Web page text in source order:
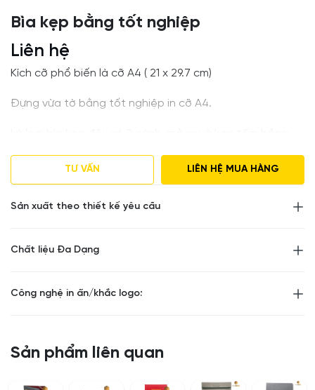
Bìa kẹp bằng tốt nghiệp
Liên hệ
Kích cỡ phổ biến là cỡ A4 ( 21 x 29.7 cm)
Đựng vừa tờ bằng tốt nghiệp in cỡ A4.
vào giữa các góc ruy băng.
Chất liệu làm bìa : Da Pu/ Da Simili/ Bìa Nhung. Mặt
trong lót nhung, da si…
logo, in tên loại bằng.
In logo lên bìa có sẵn từ 100 quyển/đơn hàng.
TƯ VẤN LIÊN HỆ MUA HÀNG
Sản xuất theo thiết kế yêu cầu
Chất liệu Đa Dạng
Công nghệ in ấn/khắc logo:
Sản phẩm liên quan